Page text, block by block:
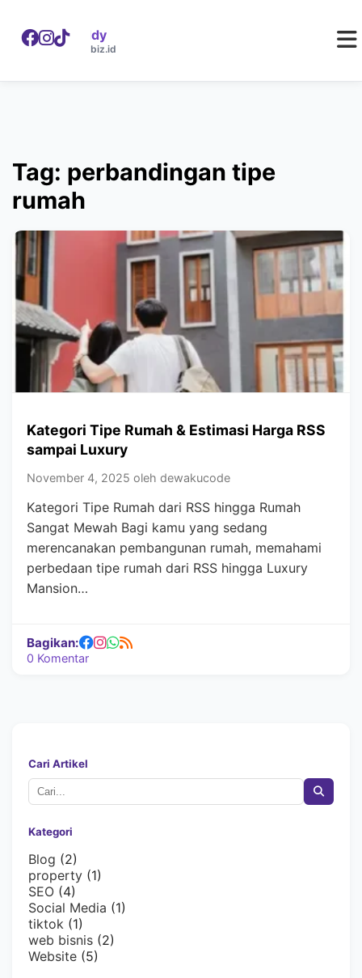
W WebDaddy
webdaddy.biz.id
Tag: perbandingan tipe
rumah
Kategori Tipe Rumah & Estimasi Harga RSS
sampai Luxury
November 4, 2025 oleh dewakucode
Kategori Tipe Rumah dari RSS hingga Rumah
Sangat Mewah Bagi kamu yang sedang
merencanakan pembangunan rumah, memahami
perbedaan tipe rumah dari RSS hingga Luxury
Mansion…
Bagikan:
0 Komentar
Cari Artikel
Kategori
Blog (2)
property (1)
SEO (4)
Social Media (1)
tiktok (1)
web bisnis (2)
Website (5)